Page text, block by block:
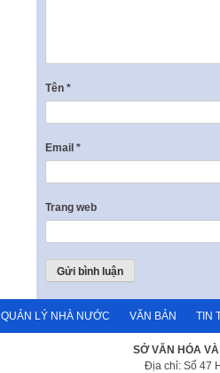
Tên *
Email *
Trang web
QUẢN LÝ NHÀ NƯỚC VĂN BẢN TIN
SỞ VĂN HÓA
Địa chỉ: Số 47